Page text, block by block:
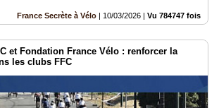
France Secrète à Vélo | 10/03/2026 | Vu 784747 fois
et Fondation France Vélo : renforcer la
les clubs FFC